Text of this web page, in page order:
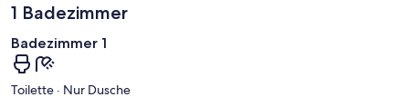
1 Badezimmer
Badezimmer 1
Toilette · Nur Dusche